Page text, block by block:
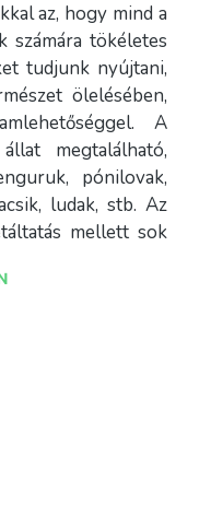
az, hogy mind a
számára tökéletes
tudjunk nyújtani,
ölelésében,
A
megtalálható,
pónilovak,
ludak, stb. Az
mellett sok
lehetőség,
játszanak és
addig a szülők
akár a fűben
egy finom kávé